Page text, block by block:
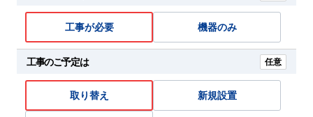
工事が必要 機器のみ
工事のご予定は 任意
取り替え 新規設置